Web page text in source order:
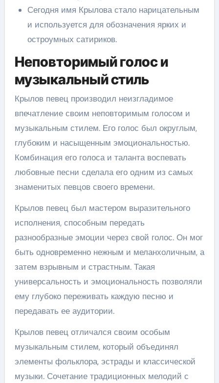
Сегодня имя Крылова стало нарицательным
и используется для обозначения ярких и
остроумных сатириков.
Неповторимый голос и
музыкальный стиль
Крылов певец производил неизгладимое
впечатление своим неповторимым голосом и
музыкальным стилем. Его голос был округлым,
глубоким и насыщенным эмоциональностью.
Комбинация его голоса и таланта воспевать
любовные песни сделала его одним из самых
знаменитых певцов своего времени.
Крылов певец был мастером выразительного
исполнения, способным передать
разнообразные эмоции через свой голос. Он мог
быть одновременно нежным и меланхоличным, а
затем взрывным и страстным. Такая
универсальность и эмоциональность позволяли
ему глубоко переживать каждую песню и
передавать ее аудитории.
Крылов певец отличался своим особым
музыкальным стилем, который объединял
элементы фольклора, эстрады и классической
музыки. Сочетание традиционных мелодий с